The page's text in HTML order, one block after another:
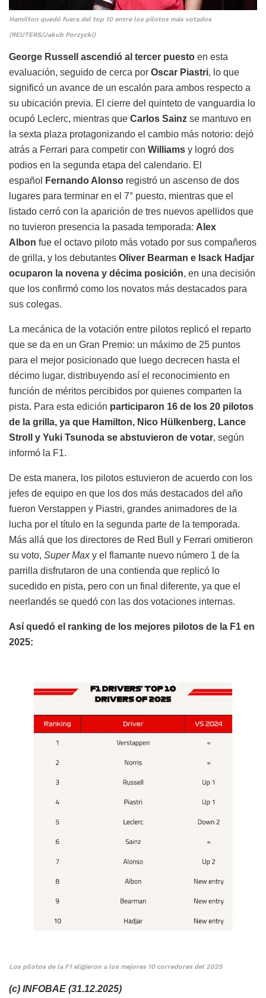
Hamilton quedó fuera del top 10 entre los pilotos más votados
(REUTERS/Jakub Porzycki)
George Russell ascendió al tercer puesto en esta
evaluación, seguido de cerca por Oscar Piastri, lo que
significó un avance de un escalón para ambos respecto a
su ubicación previa. El cierre del quinteto de vanguardia lo
ocupó Leclerc, mientras que Carlos Sainz se mantuvo en
la sexta plaza protagonizando el cambio más notorio: dejó
atrás a Ferrari para competir con Williams y logró dos
podios en la segunda etapa del calendario. El
español
Fernando Alonso registró un ascenso de dos
lugares para terminar en el 7° puesto, mientras que el
listado cerró con la aparición de tres nuevos apellidos que
no tuvieron presencia la pasada temporada: Alex
Albon fue el octavo piloto más votado por sus compañeros
de grilla, y los debutantes Oliver Bearman e Isack Hadjar
ocuparon la novena y décima posición, en una decisión
que los confirmó como los novatos más destacados para
sus colegas.
La mecánica de la votación entre pilotos replicó el reparto
que se da en un Gran Premio: un máximo de 25 puntos
para el mejor posicionado que luego decrecen hasta el
décimo lugar, distribuyendo así el reconocimiento en
función de méritos percibidos por quienes comparten la
pista. Para esta edición participaron 16 de los 20 pilotos
de la grilla, ya que Hamilton, Nico Hülkenberg, Lance
Stroll y Yuki Tsunoda se abstuvieron de votar, según
informó la F1.
De esta manera, los pilotos estuvieron de acuerdo con los
jefes de equipo en que los dos más destacados del año
fueron Verstappen y Piastri, grandes animadores de la
lucha por el título en la segunda parte de la temporada.
Más allá que los directores de Red Bull y Ferrari omitieron
su voto, Super Maxy el flamante nuevo número 1 de la
parrilla disfrutaron de una contienda que replicó lo
sucedido en pista, pero con un final diferente, ya que el
neerlandés se quedó con las dos votaciones internas.
Así quedó el ranking de los mejores pilotos de la F1 en
2025:
Los pilotos de la F1 eligieron a los mejores 10 corredores del 2025
(c) INFOBAE (31.12.2025)